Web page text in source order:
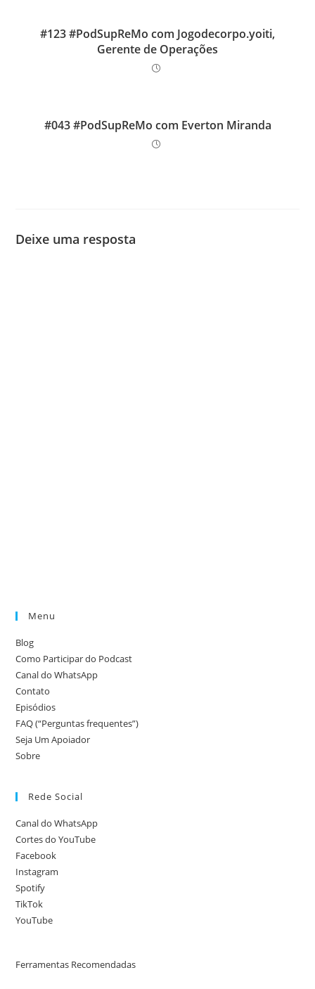
#123 #PodSupReMo com Jogodecorpo.yoiti,
Gerente de Operações
#043 #PodSupReMo com Everton Miranda
Deixe uma resposta
Menu
Blog
Como Participar do Podcast
Canal do WhatsApp
Contato
Episódios
FAQ (“Perguntas frequentes”)
Seja Um Apoiador
Sobre
Rede Social
Canal do WhatsApp
Cortes do YouTube
Facebook
Instagram
Spotify
TikTok
YouTube
Ferramentas Recomendadas